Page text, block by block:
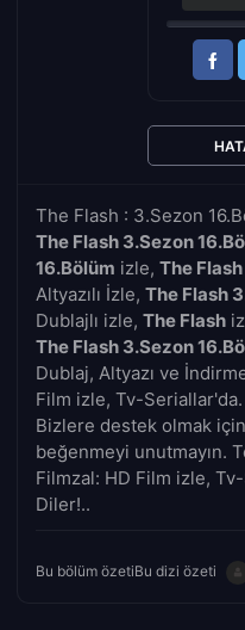
The Flash : 3.Sezon
The Flash 3.Sezon
16.Bölüm izle, The
Altyazılı İzle, The Flash
Dublajlı izle, The Flash
The Flash 3.Sezon
Dublaj, Altyazı ve
Film izle, Tv-Seriallar'da.
Bizlere destek olmak
beğenmeyi unutmayın.
Filmzal: HD Film izle,
Diler!..
Bu bölüm özetiBu dizi özeti